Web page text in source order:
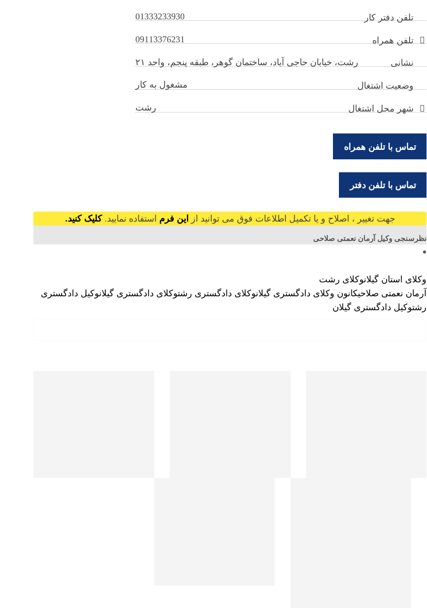
تلفن دفتر کار 01333233930
تلفن همراه 09113376231
نشانی رشت، خیابان حاجی آباد، ساختمان گوهر، طبقه پنجم، واحد ۲۱
وضعیت اشتغال مشغول به کار
شهر محل اشتغال رشت
تماس با تلفن همراه
تماس با تلفن دفتر
جهت تغییر ، اصلاح و یا تکمیل اطلاعات فوق می توانید از این فرم استفاده نمایید. کلیک کنید.
نظرسنجی وکیل آرمان نعمتی صلاحی
وکلای استان گیلانوکلای رشت
آرمان نعمتی صلاحیکانون وکلای دادگستری گیلانوکلای دادگستری رشتوکلای دادگستری گیلانوکیل دادگستری
رشتوکیل دادگستری گیلان